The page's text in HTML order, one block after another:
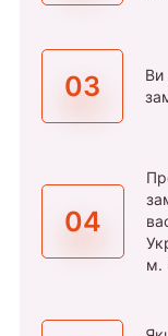
03
Ви
04
м.